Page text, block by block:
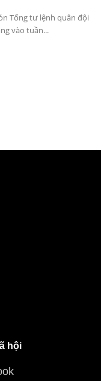
Tổng tư lệnh quân đội
vào tuần...
hội